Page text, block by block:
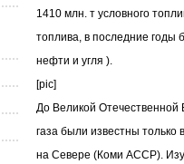
1410 млн. т условного
топлива, в последние годы
нефти и угля ).
[pic]
До Великой
газа были известны только
на Севере (Коми АССР).